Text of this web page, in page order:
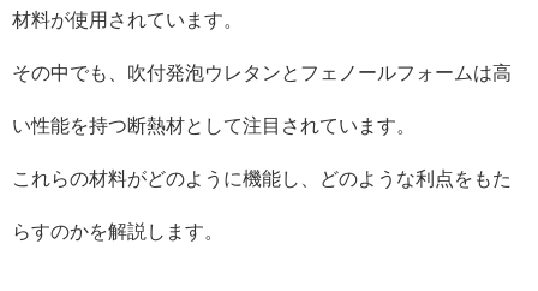
材料が使用されています。
その中でも、吹付発泡ウレタンとフェノールフォームは高
い性能を持つ断熱材として注目されています。
これらの材料がどのように機能し、どのような利点をもた
らすのかを解説します。